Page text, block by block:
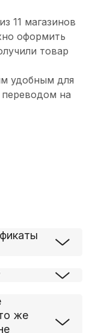
11 магазинов
оформить
товар
удобным для
на
же